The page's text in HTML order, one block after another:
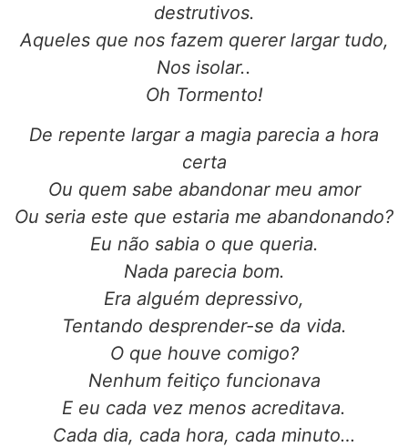
destrutivos.
Aqueles que nos fazem querer largar tudo,
Nos isolar..
Oh Tormento!
De repente largar a magia parecia a hora
certa
Ou quem sabe abandonar meu amor
Ou seria este que estaria me abandonando?
Eu não sabia o que queria.
Nada parecia bom.
Era alguém depressivo,
Tentando desprender-se da vida.
O que houve comigo?
Nenhum feitiço funcionava
E eu cada vez menos acreditava.
Cada dia, cada hora, cada minuto…